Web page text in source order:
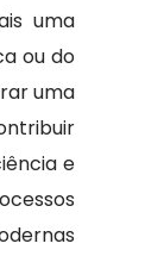
uma
ou do
uma
e